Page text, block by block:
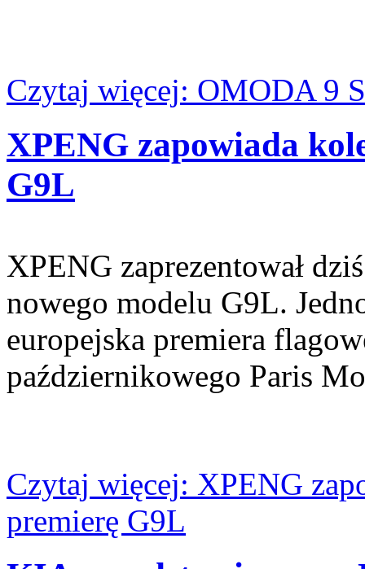
Czytaj więcej: OMODA 9
XPENG zapowiada
G9L
XPENG zaprezentował
nowego modelu G9L.
europejska premiera
październikowego Paris
Czytaj więcej: XPENG
premierę G9L